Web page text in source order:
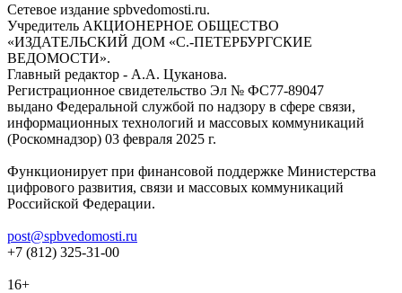
Сетевое издание spbvedomosti.ru.
Учредитель АКЦИОНЕРНОЕ ОБЩЕСТВО
«ИЗДАТЕЛЬСКИЙ ДОМ «С.-ПЕТЕРБУРГСКИЕ
ВЕДОМОСТИ».
Главный редактор - А.А. Цуканова.
Регистрационное свидетельство Эл № ФС77-89047
выдано Федеральной службой по надзору в сфере связи,
информационных технологий и массовых коммуникаций
(Роскомнадзор) 03 февраля 2025 г.
Функционирует при финансовой поддержке Министерства
цифрового развития, связи и массовых коммуникаций
Российской Федерации.
post@spbvedomosti.ru
+7 (812) 325-31-00
16+